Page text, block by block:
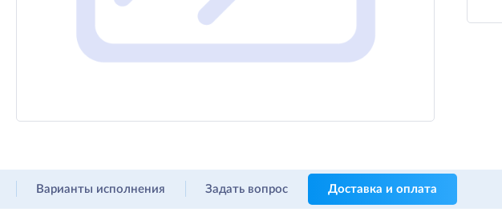
Варианты исполнения Задать вопрос Доставка и оплата